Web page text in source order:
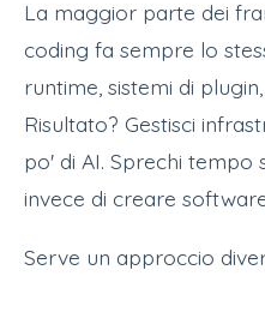
La maggior parte dei
coding fa sempre lo
runtime, sistemi di
Risultato? Gestisci
po' di AI. Sprechi tempo
invece di creare
Serve un approccio